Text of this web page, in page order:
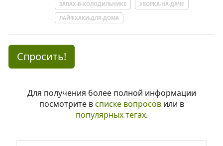
ЗАПАХ-В-ХОЛОДИЛЬНИКЕ
УБОРКА-НА-ДАЧЕ
ЛАЙФХАКИ-ДЛЯ-ДОМА
Спросить!
Для получения более полной информации
посмотрите всписке вопросовили в
популярных тегах.